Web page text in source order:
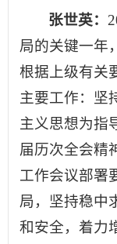
张世英：
局的关键一年
根据上级有关
主要工作：坚
主义思想为指
届历次全会精
工作会议部署
局，坚持稳中
和安全，着力